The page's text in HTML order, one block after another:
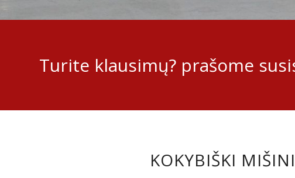
Turite klausimų? prašome
KOKYBIŠKI